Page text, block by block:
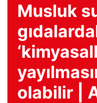
Musluk
olabilir |